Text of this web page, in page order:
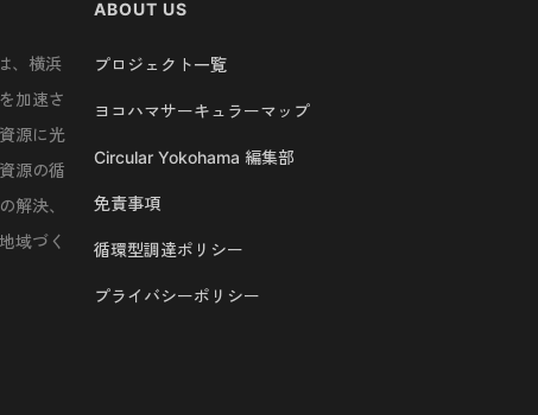
、横浜
加速さ
源に光
源の循
解決、
域づく
ABOUT US
プロジェクト一覧
ヨコハマサーキュラーマップ
Circular Yokohama 編集部
免責事項
循環型調達ポリシー
プライバシーポリシー